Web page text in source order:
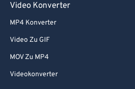
Video Konverter
MP4 Konverter
Video Zu GIF
MOV Zu MP4
Videokonverter